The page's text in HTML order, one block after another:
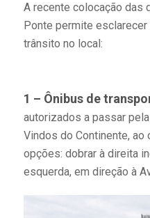
A recente colocação das
Ponte permite
trânsito no local:
1 – Ônibus de
autorizados a passar
Vindos do Continente, ao
opções: dobrar à direita
esquerda, em direção à